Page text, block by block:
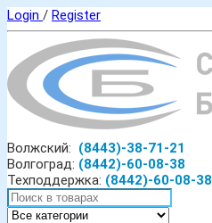
Login / Register
Волжский: (8443)-38-71-21
Волгоград: (8442)-60-08-38
Техподдержка: (8442)-60-08-38